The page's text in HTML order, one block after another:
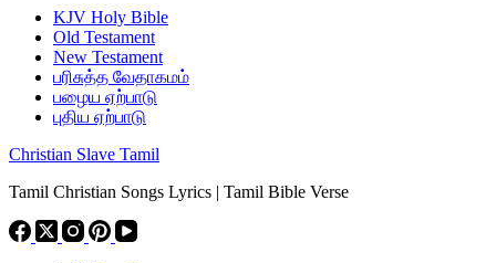
KJV Holy Bible
Old Testament
New Testament
பரிசுத்த வேதாகமம்
பழைய ஏற்பாடு
புதிய ஏற்பாடு
Christian Slave Tamil
Tamil Christian Songs Lyrics | Tamil Bible Verse